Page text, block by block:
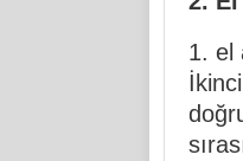
1. el